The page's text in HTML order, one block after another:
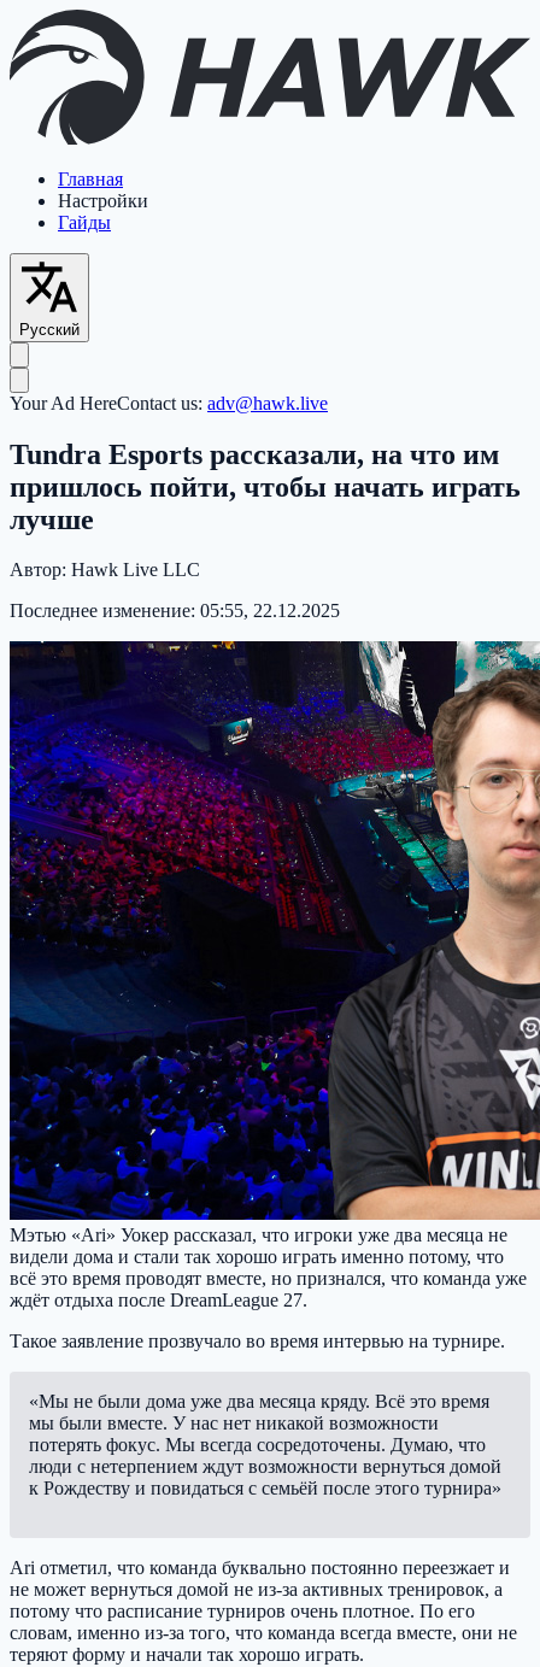
Главная
Настройки
Гайды
Русский
Your Ad HereContact us: adv@hawk.live
Tundra Esports рассказали, на что им
пришлось пойти, чтобы начать играть
лучше
Автор: Hawk Live LLC
Последнее изменение: 05:55, 22.12.2025
Мэтью «Ari» Уокер рассказал, что игроки уже два месяца не
видели дома и стали так хорошо играть именно потому, что
всё это время проводят вместе, но признался, что команда уже
ждёт отдыха после DreamLeague 27.
Такое заявление прозвучало во время интервью на турнире.
«Мы не были дома уже два месяца кряду. Всё это время
мы были вместе. У нас нет никакой возможности
потерять фокус. Мы всегда сосредоточены. Думаю, что
люди с нетерпением ждут возможности вернуться домой
к Рождеству и повидаться с семьёй после этого турнира»
Ari отметил, что команда буквально постоянно переезжает и
не может вернуться домой не из-за активных тренировок, а
потому что расписание турниров очень плотное. По его
словам, именно из-за того, что команда всегда вместе, они не
теряют форму и начали так хорошо играть.